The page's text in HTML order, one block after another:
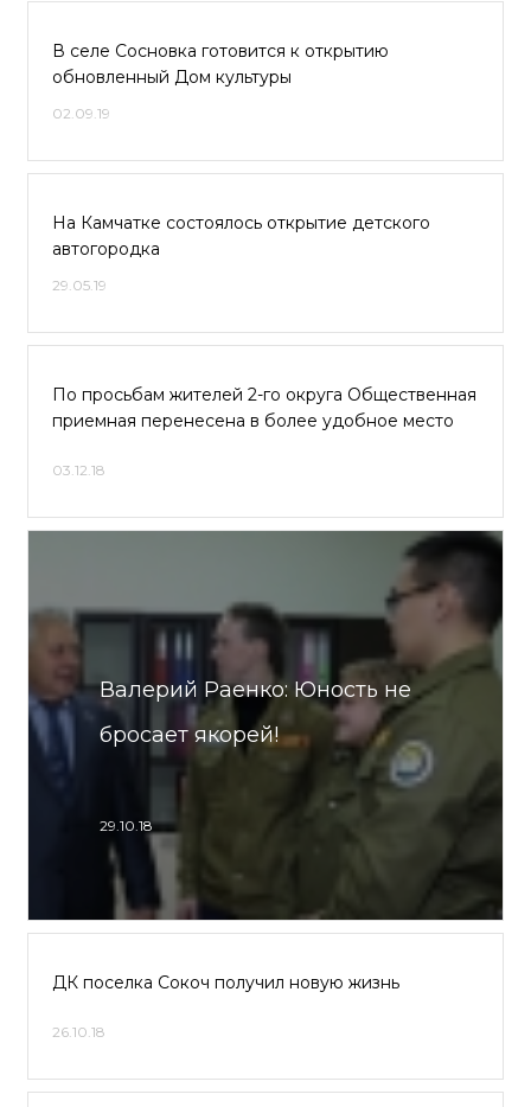
В селе Сосновка готовится к открытию
обновленный Дом культуры
02.09.19
На Камчатке состоялось открытие детского
автогородка
29.05.19
По просьбам жителей 2-го округа Общественная
приемная перенесена в более удобное место
03.12.18
Валерий Раенко: Юность не
бросает якорей!
29.10.18
ДК поселка Сокоч получил новую жизнь
26.10.18